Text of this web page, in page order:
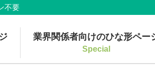
不要
業界関係者向けのひな形ペー
Special